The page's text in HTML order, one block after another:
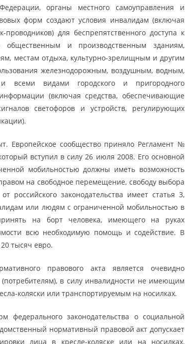
органы местного самоуправления и
форм создают условия инвалидам (включая
для беспрепятственного доступа к
общественным и производственным зданиям,
местам отдыха, культурно-зрелищным и другим
железнодорожным, воздушным, водным,
всеми видами городского и пригородного
(включая средства, обеспечивающие
светофоров и устройств, регулирующих
Европейское сообщество приняло Регламент №
вступил в силу 26 июля 2008. Его основной
мобильностью должны иметь возможность
на свободное перемещение, свободу выбора
законодательства имеет статья 3,
или людям с ограниченной мобильностью в
на борт человека, имеющего на руках
всю необходимую помощь и содействие. В
тысяч евро.
правового акта является очевидно
в силу инвалидности не имеющим
коляски или транспортируемым на носилках.
федерального законодательства о социальной
нормативный правовой акт допускает
лица в кресле-коляске или на носилках,